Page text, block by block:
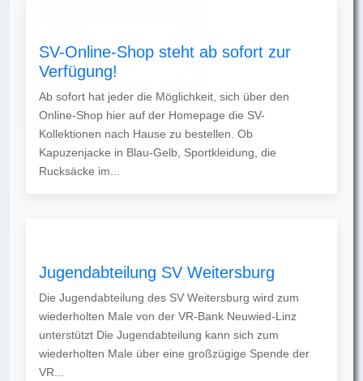
SV-Online-Shop steht ab sofort zur
Verfügung!
Ab sofort hat jeder die Möglichkeit, sich über den
Online-Shop hier auf der Homepage die SV-
Kollektionen nach Hause zu bestellen. Ob
Kapuzenjacke in Blau-Gelb, Sportkleidung, die
Rucksäcke im...
Jugendabteilung SV Weitersburg
Die Jugendabteilung des SV Weitersburg wird zum
wiederholten Male von der VR-Bank Neuwied-Linz
unterstützt Die Jugendabteilung kann sich zum
wiederholten Male über eine großzügige Spende der
VR...